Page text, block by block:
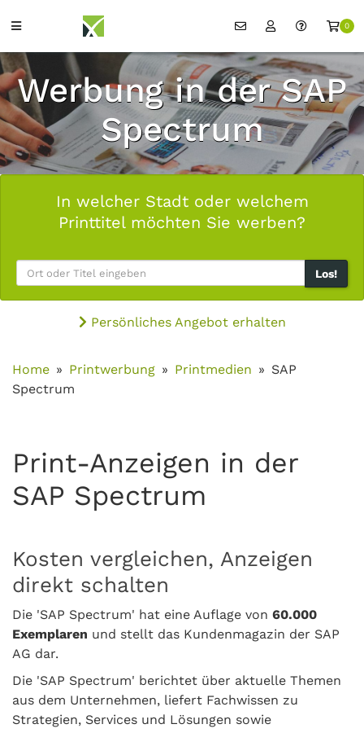
0
Werbung in der SAP
Spectrum
In welcher Stadt oder welchem
Printtitel möchten Sie werben?
Los!
Persönliches Angebot erhalten
Home Printwerbung Printmedien
SAP
Spectrum
Print-Anzeigen in der
SAP Spectrum
Kosten vergleichen, Anzeigen
direkt schalten
Die 'SAP Spectrum' hat eine Auflage von 60.000
Exemplaren und stellt das Kundenmagazin der SAP
AG dar.
Die 'SAP Spectrum' berichtet über aktuelle Themen
aus dem Unternehmen, liefert Fachwissen zu
Strategien, Services und Lösungen sowie